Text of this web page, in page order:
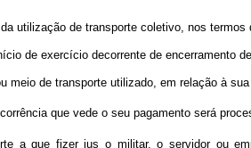
utilização de transporte coletivo, nos termos
de exercício decorrente de encerramento
de transporte utilizado, em relação à sua
que vede o seu pagamento será
a que fizer jus o militar, o servidor ou